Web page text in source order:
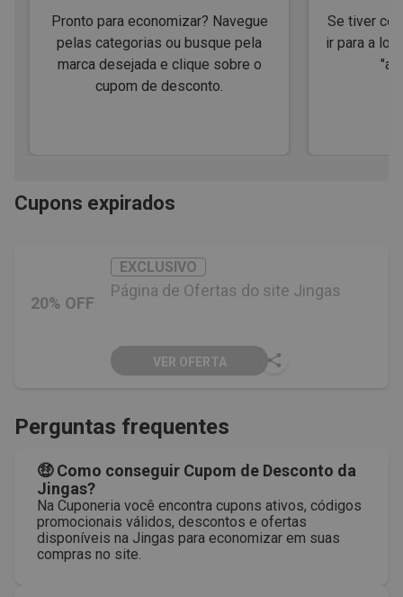
Pronto para economizar? Navegue
pelas categorias ou busque pela
marca desejada e clique sobre o
cupom de desconto.
Se tiver
ir para a
Cupons expirados
20% OFF
EXCLUSIVO
Página de Ofertas do site Jingas
VER OFERTA
Perguntas frequentes
🤑 Como conseguir Cupom de Desconto da
Jingas?
Na Cuponeria você encontra cupons ativos, códigos
promocionais válidos, descontos e ofertas
disponíveis na Jingas para economizar em suas
compras no site.